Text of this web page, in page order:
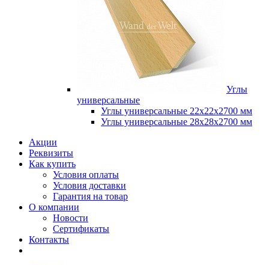
Углы
универсальные
Углы универсальные 22х22х2700 мм
Углы универсальные 28х28х2700 мм
Акции
Реквизиты
Как купить
Условия оплаты
Условия доставки
Гарантия на товар
О компании
Новости
Сертификаты
Контакты